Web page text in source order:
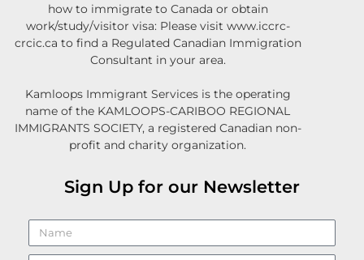
how to immigrate to Canada or obtain
work/study/visitor visa: Please visit www.iccrc-
crcic.ca to find a Regulated Canadian Immigration
Consultant in your area.
Kamloops Immigrant Services is the operating
name of the KAMLOOPS-CARIBOO REGIONAL
IMMIGRANTS SOCIETY, a registered Canadian non-
profit and charity organization.
Sign Up for our Newsletter